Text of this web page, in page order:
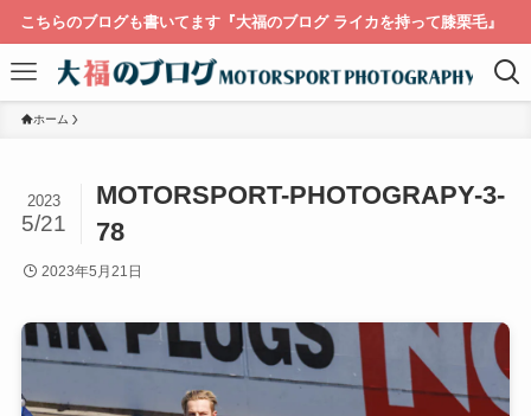
こちらのブログも書いてます『大福のブログ ライカを持って膝栗毛』
ホーム
MOTORSPORT-PHOTOGRAPY-3-
78
2023
5/21
2023年5月21日